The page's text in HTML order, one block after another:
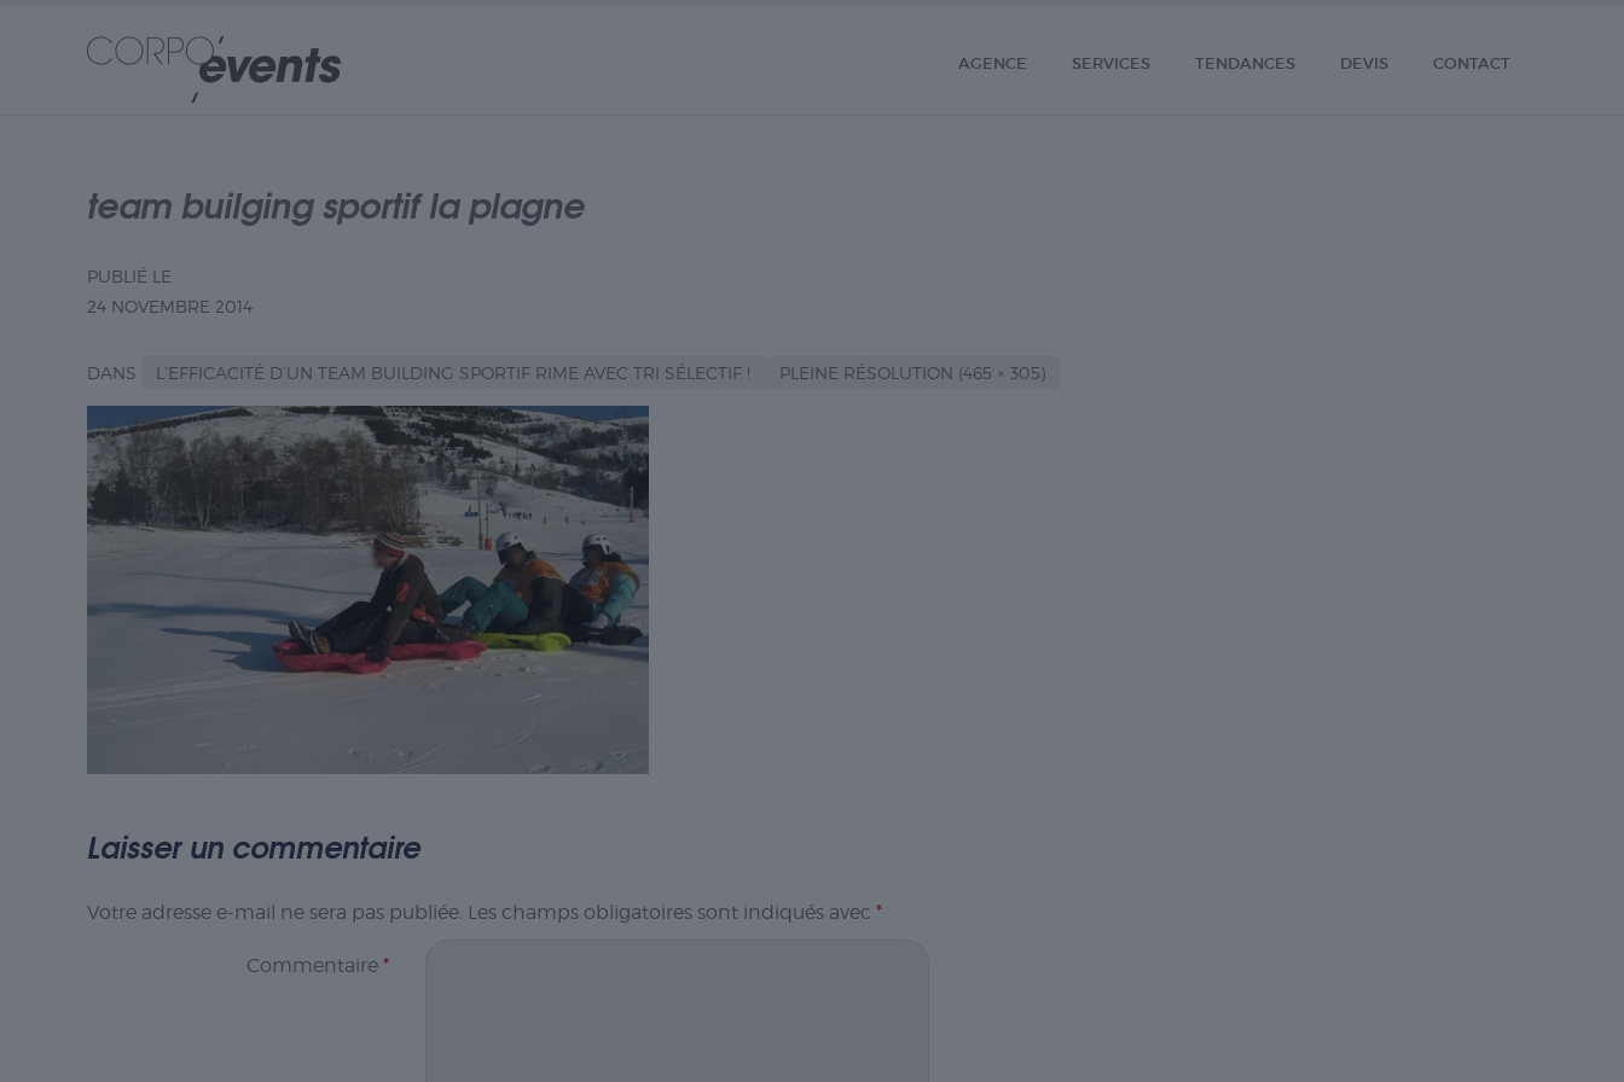
AGENCE SERVICES TENDANCES DEVIS CONTACT
team builging sportif la plagne
PUBLIÉ LE
24 NOVEMBRE 2014
DANS L’EFFICACITÉ D’UN TEAM BUILDING SPORTIF RIME AVEC TRI SÉLECTIF ! PLEINE RÉSOLUTION (465 × 305)
Laisser un commentaire
Votre adresse e-mail ne sera pas publiée. Les champs obligatoires sont indiqués avec *
Commentaire *